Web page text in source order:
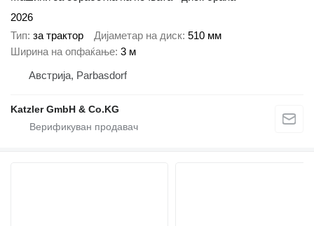
2026
Тип за трактор Дијаметар на диск 510 мм
Ширина на опфаќање 3 м
Австрија, Parbasdorf
Katzler GmbH & Co.KG